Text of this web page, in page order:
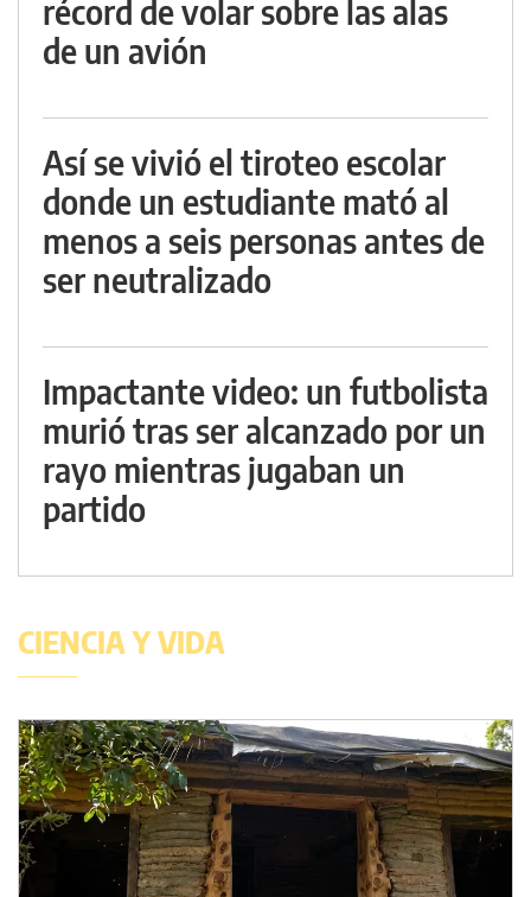
récord de volar sobre las alas
de un avión
Así se vivió el tiroteo escolar
donde un estudiante mató al
menos a seis personas antes de
ser neutralizado
Impactante video: un futbolista
murió tras ser alcanzado por un
rayo mientras jugaban un
partido
CIENCIA Y VIDA